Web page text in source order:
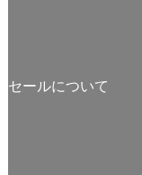
セールについて